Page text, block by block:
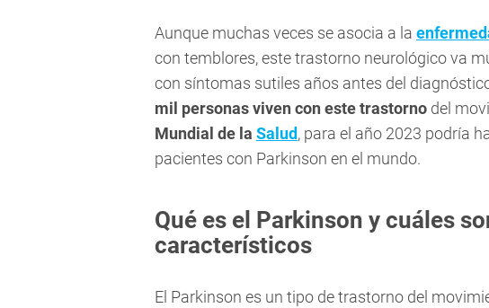
Aunque muchas veces se asocia a la
con temblores, este trastorno neurológico va
con síntomas sutiles años antes del
mil personas viven con este trastorno del
Mundial de la Salud, para el año 2023 podría
pacientes con Parkinson en el mundo.
Qué es el Parkinson y cuáles
característicos
El Parkinson es un tipo de trastorno del